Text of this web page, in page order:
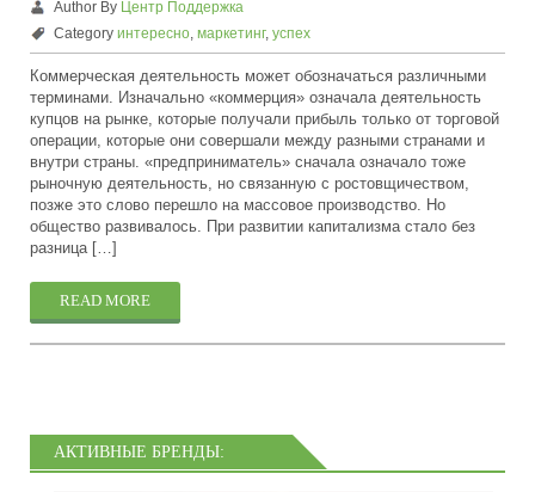
Author By Центр Поддержка
Category интересно, маркетинг, успех
Коммерческая деятельность может обозначаться различными
терминами. Изначально «коммерция» означала деятельность
купцов на рынке, которые получали прибыль только от торговой
операции, которые они совершали между разными странами и
внутри страны. «предприниматель» сначала означало тоже
рыночную деятельность, но связанную с ростовщичеством,
позже это слово перешло на массовое производство. Но
общество развивалось. При развитии капитализма стало без
разница […]
READ MORE
АКТИВНЫЕ БРЕНДЫ: